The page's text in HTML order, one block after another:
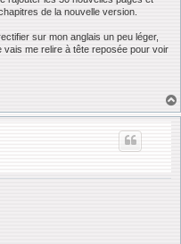
de la nouvelle version.
sur mon anglais un peu léger,
vais me relire à tête reposée pour voir